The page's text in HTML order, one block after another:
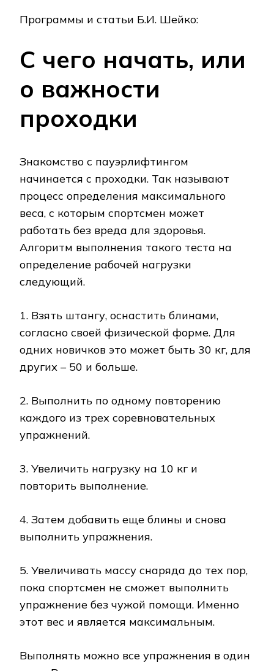
Программы и статьи Б.И. Шейко:
С чего начать, или
о важности
проходки
Знакомство с пауэрлифтингом
начинается с проходки. Так называют
процесс определения максимального
веса, с которым спортсмен может
работать без вреда для здоровья.
Алгоритм выполнения такого теста на
определение рабочей нагрузки
следующий.
1. Взять штангу, оснастить блинами,
согласно своей физической форме. Для
одних новичков это может быть 30 кг, для
других – 50 и больше.
2. Выполнить по одному повторению
каждого из трех соревновательных
упражнений.
3. Увеличить нагрузку на 10 кг и
повторить выполнение.
4. Затем добавить еще блины и снова
выполнить упражнения.
5. Увеличивать массу снаряда до тех пор,
пока спортсмен не сможет выполнить
упражнение без чужой помощи. Именно
этот вес и является максимальным.
Выполнять можно все упражнения в один